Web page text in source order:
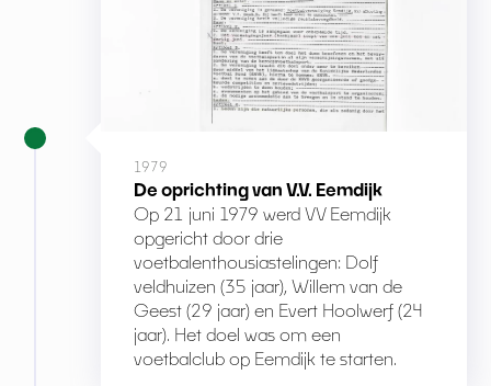
1979
De oprichting van V.V. Eemdijk
Op 21 juni 1979 werd VV Eemdijk
opgericht door drie
voetbalenthousiastelingen: Dolf
veldhuizen (35 jaar), Willem van de
Geest (29 jaar) en Evert Hoolwerf (24
jaar). Het doel was om een
voetbalclub op Eemdijk te starten.